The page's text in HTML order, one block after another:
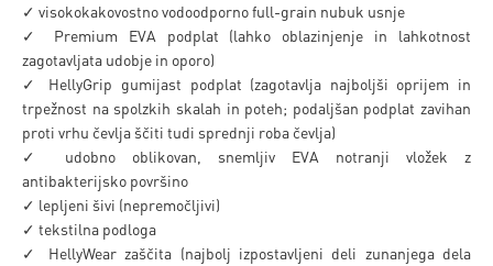
✓ visokokakovostno vodoodporno full-grain nubuk usnje
✓ Premium EVA podplat (lahko oblazinjenje in lahkotnost
zagotavljata udobje in oporo)
✓ HellyGrip gumijast podplat (zagotavlja najboljši oprijem in
trpežnost na spolzkih skalah in poteh; podaljšan podplat zavihan
proti vrhu čevlja ščiti tudi sprednji roba čevlja)
✓ udobno oblikovan, snemljiv EVA notranji vložek z
antibakterijsko površino
✓ lepljeni šivi (nepremočljivi)
✓ tekstilna podloga
✓ HellyWear zaščita (najbolj izpostavljeni deli zunanjega dela